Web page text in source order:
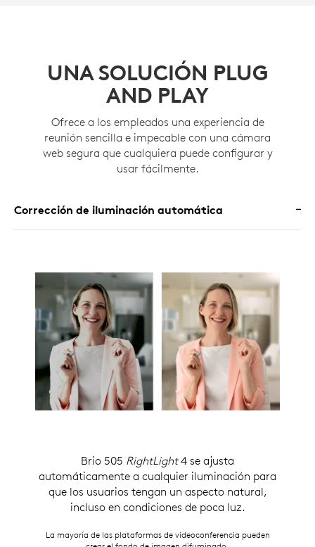
UNA SOLUCIÓN PLUG
AND PLAY
Ofrece a los empleados una experiencia de
reunión sencilla e impecable con una cámara
web segura que cualquiera puede configurar y
usar fácilmente.
Corrección de iluminación automática
Brio 505 RightLight4 se ajusta
automáticamente a cualquier iluminación para
que los usuarios tengan un aspecto natural,
incluso en condiciones de poca luz.
La mayoría de las plataformas de videoconferencia pueden